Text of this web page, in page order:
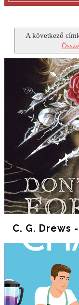
A következő
C. G. Drews